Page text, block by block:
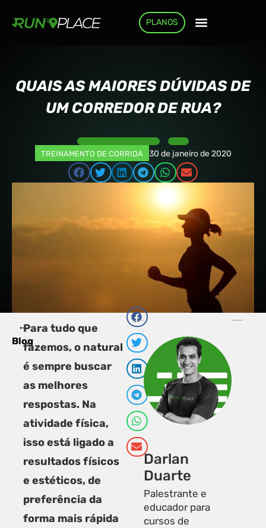
PLANOS
QUAIS AS MAIORES DÚVIDAS DE
UM CORREDOR DE RUA?
TREINAMENTO DE CORRIDA 30 de janeiro de 2020
←
Blog
Para tudo que
fazemos, o natural
é sempre buscar
as melhores
respostas. Na
atividade física,
isso está ligado a
resultados físicos
e estéticos, de
preferência da
forma mais rápida
Darlan
Duarte
Palestrante e
educador para
cursos de